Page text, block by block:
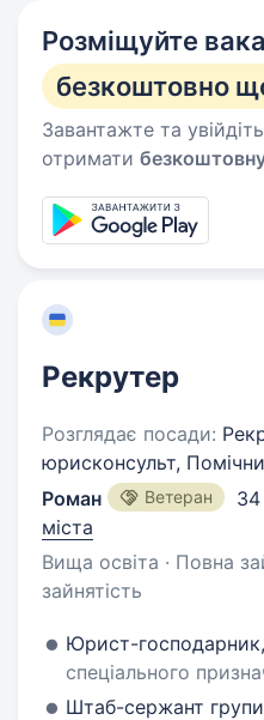
Розміщуйте
безкоштовно
Завантажте та
отримати
Рекрутер
Розглядає посади:
юрисконсульт,
Роман
Ветеран
міста
Вища освіта · Повна
зайнятість
Юрист-господарник,
спеціального
Штаб-сержант